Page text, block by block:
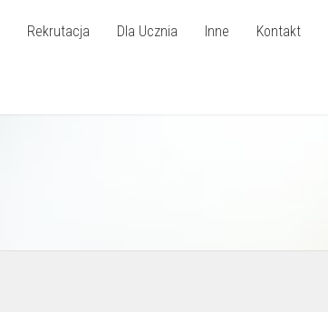
Rekrutacja Dla Ucznia Inne Kontakt